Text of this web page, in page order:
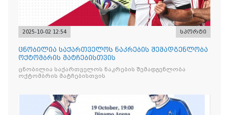
2025-10-02 12:54 სპორტი
ცნობილია საქართველოს ნაკრების შემადგენლობა
ოქტომბრის მატჩებისთვის
ცნობილია საქართველოს ნაკრების შემადგენლობა
ოქტომბრის მატჩებისთვის